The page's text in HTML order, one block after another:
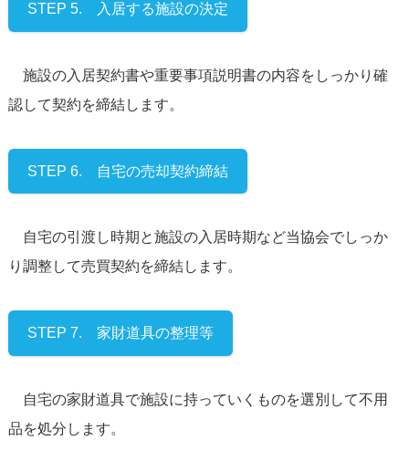
STEP 5. 入居する施設の決定
施設の入居契約書や重要事項説明書の内容をしっかり確
認して契約を締結します。
STEP 6. 自宅の売却契約締結
自宅の引渡し時期と施設の入居時期など当協会でしっか
り調整して売買契約を締結します。
STEP 7. 家財道具の整理等
自宅の家財道具で施設に持っていくものを選別して不用
品を処分します。